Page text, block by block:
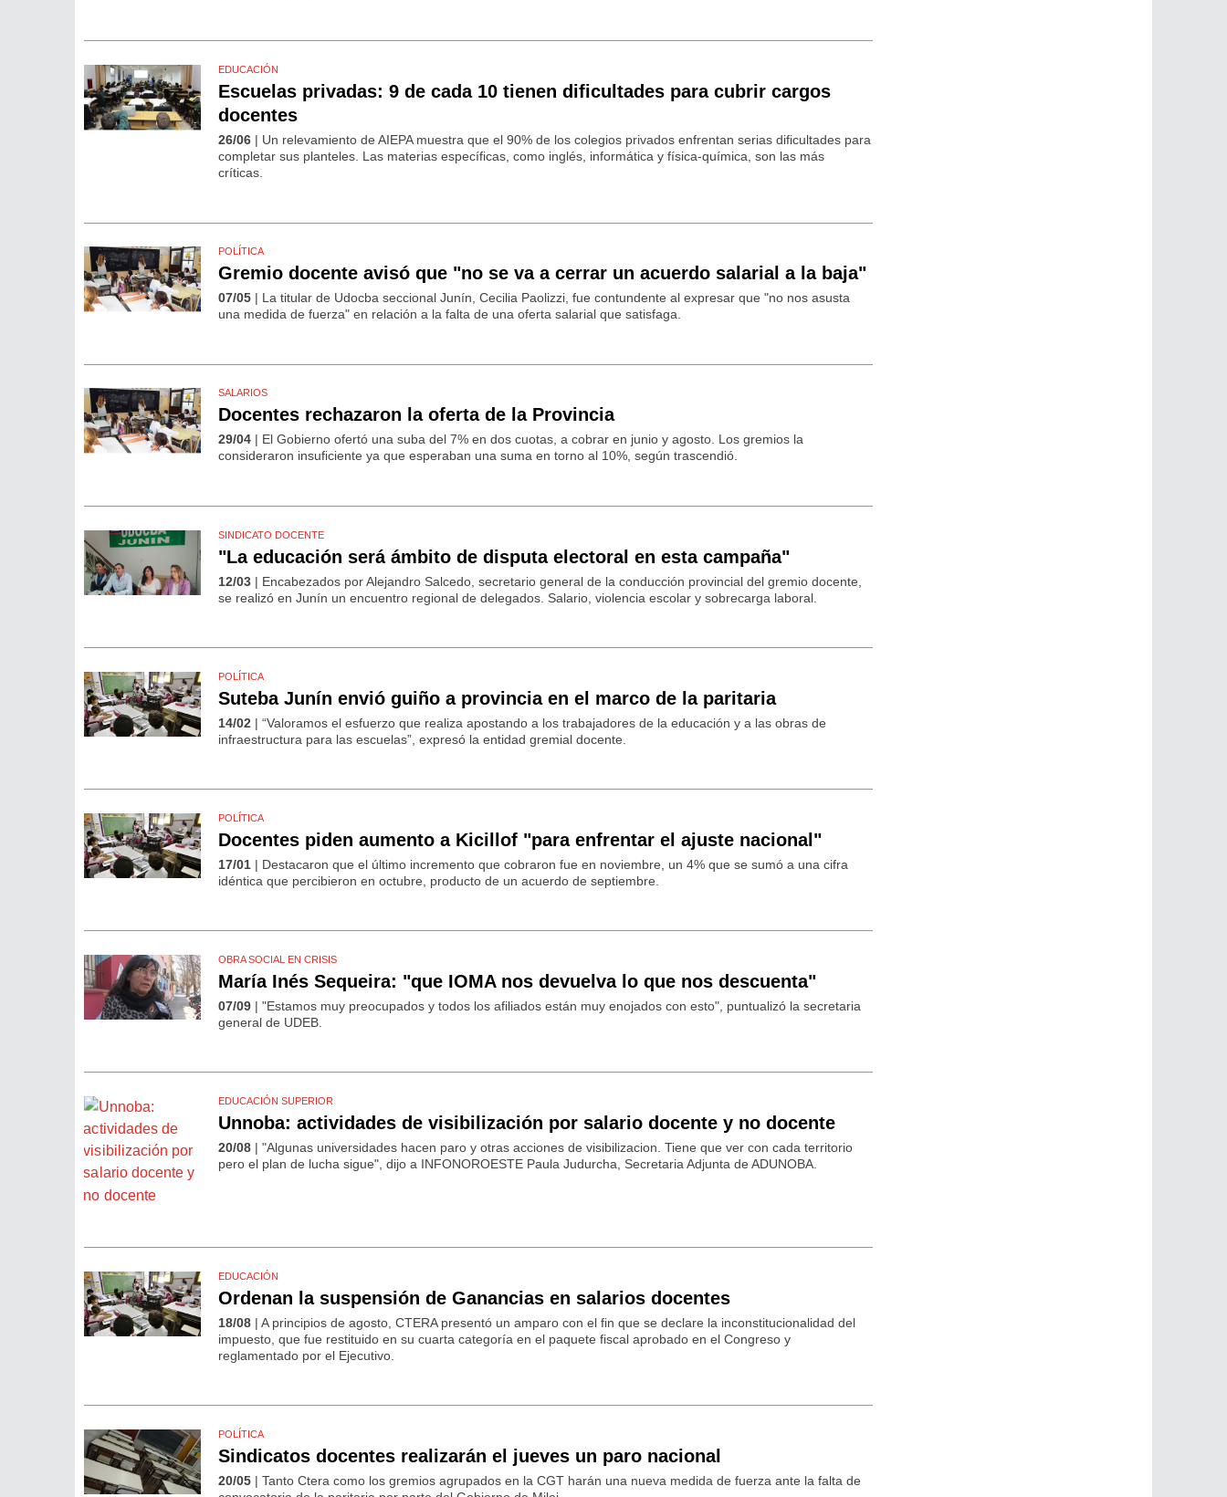
EDUCACIÓN
Escuelas privadas: 9 de cada 10 tienen dificultades para cubrir cargos
docentes
26/06 | Un relevamiento de AIEPA muestra que el 90% de los colegios privados enfrentan serias dificultades para
completar sus planteles. Las materias específicas, como inglés, informática y física-química, son las más
críticas.
POLÍTICA
Gremio docente avisó que "no se va a cerrar un acuerdo salarial a la baja"
07/05 | La titular de Udocba seccional Junín, Cecilia Paolizzi, fue contundente al expresar que "no nos asusta
una medida de fuerza" en relación a la falta de una oferta salarial que satisfaga.
SALARIOS
Docentes rechazaron la oferta de la Provincia
29/04 | El Gobierno ofertó una suba del 7% en dos cuotas, a cobrar en junio y agosto. Los gremios la
consideraron insuficiente ya que esperaban una suma en torno al 10%, según trascendió.
SINDICATO DOCENTE
"La educación será ámbito de disputa electoral en esta campaña"
12/03 | Encabezados por Alejandro Salcedo, secretario general de la conducción provincial del gremio docente,
se realizó en Junín un encuentro regional de delegados. Salario, violencia escolar y sobrecarga laboral.
POLÍTICA
Suteba Junín envió guiño a provincia en el marco de la paritaria
14/02 | “Valoramos el esfuerzo que realiza apostando a los trabajadores de la educación y a las obras de
infraestructura para las escuelas”, expresó la entidad gremial docente.
POLÍTICA
Docentes piden aumento a Kicillof "para enfrentar el ajuste nacional"
17/01 | Destacaron que el último incremento que cobraron fue en noviembre, un 4% que se sumó a una cifra
idéntica que percibieron en octubre, producto de un acuerdo de septiembre.
OBRA SOCIAL EN CRISIS
María Inés Sequeira: "que IOMA nos devuelva lo que nos descuenta"
07/09 | "Estamos muy preocupados y todos los afiliados están muy enojados con esto", puntualizó la secretaria
general de UDEB.
EDUCACIÓN SUPERIOR
Unnoba: actividades de visibilización por salario docente y no docente
20/08 | "Algunas universidades hacen paro y otras acciones de visibilizacion. Tiene que ver con cada territorio
pero el plan de lucha sigue", dijo a INFONOROESTE Paula Judurcha, Secretaria Adjunta de ADUNOBA.
EDUCACIÓN
Ordenan la suspensión de Ganancias en salarios docentes
18/08 | A principios de agosto, CTERA presentó un amparo con el fin que se declare la inconstitucionalidad del
impuesto, que fue restituido en su cuarta categoría en el paquete fiscal aprobado en el Congreso y
reglamentado por el Ejecutivo.
POLÍTICA
Sindicatos docentes realizarán el jueves un paro nacional
20/05 | Tanto Ctera como los gremios agrupados en la CGT harán una nueva medida de fuerza ante la falta de